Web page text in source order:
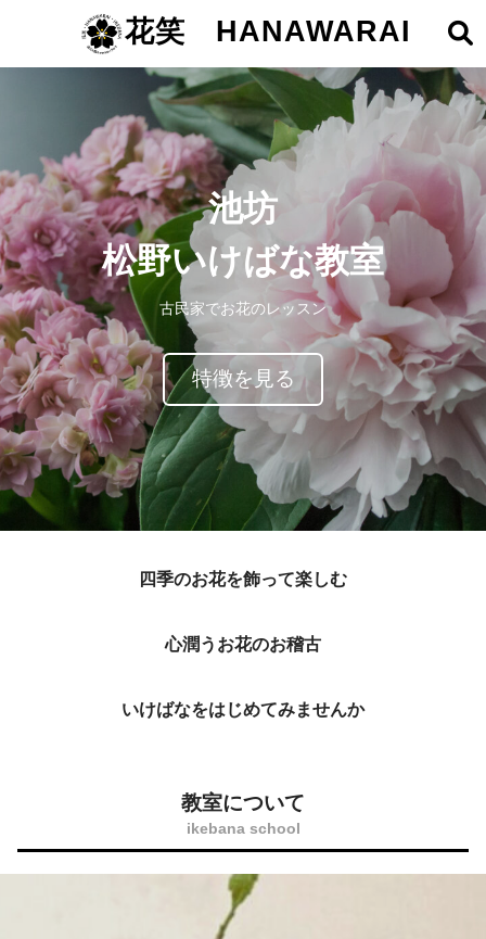
花笑 HANAWARAI
池坊
松野いけばな教室
古民家でお花のレッスン
特徴を見る
四季のお花を飾って楽しむ
心潤うお花のお稽古
いけばなをはじめてみませんか
教室について
ikebana school